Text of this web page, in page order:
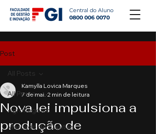
Central do Aluno
0800 006 0070
Post
All Posts
Agronegócio
Mercado de Capitais
All Posts
Nova lei impulsiona a
produção de
Kamylla Lovica Marques
7 de mai. 2 min de leitura